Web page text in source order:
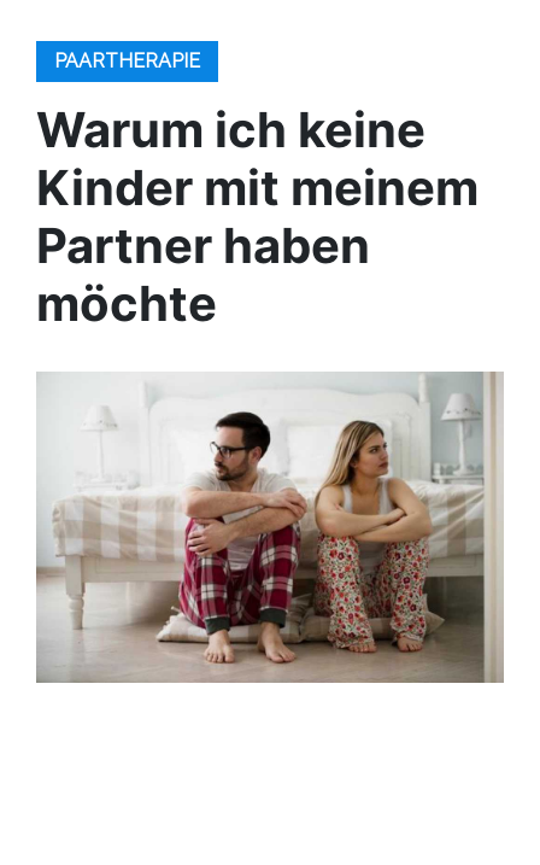
PAARTHERAPIE
Warum ich keine
Kinder mit meinem
Partner haben
möchte